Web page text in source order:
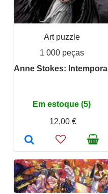
Art puzzle
1 000 peças
Anne Stokes: Intemporal
Em estoque (5)
12,00 €